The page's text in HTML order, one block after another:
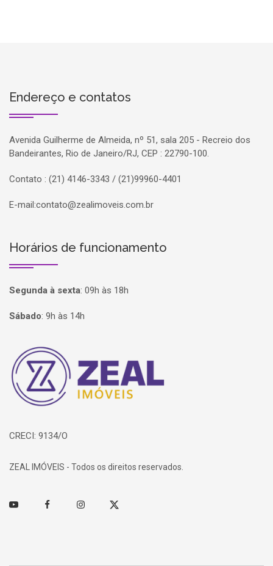
Endereço e contatos
Avenida Guilherme de Almeida, nº 51, sala 205 - Recreio dos
Bandeirantes, Rio de Janeiro/RJ, CEP : 22790-100.
Contato : (21) 4146-3343 / (21)99960-4401
E-mail:contato@zealimoveis.com.br
Horários de funcionamento
Segunda à sexta: 09h às 18h
Sábado: 9h às 14h
Página inicial
CRECI: 9134/O
ZEAL IMÓVEIS - Todos os direitos reservados.
Youtube FacebookInstagramTwitter